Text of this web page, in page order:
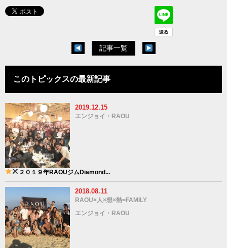
記事一覧
このトピックスの最新記事
2019.12.15
エンジョイ・RAOU
２０１９年RAOUジムDiamond...
2018.08.11
RAOU×人×想×熱=FAMILY
エンジョイ・RAOU